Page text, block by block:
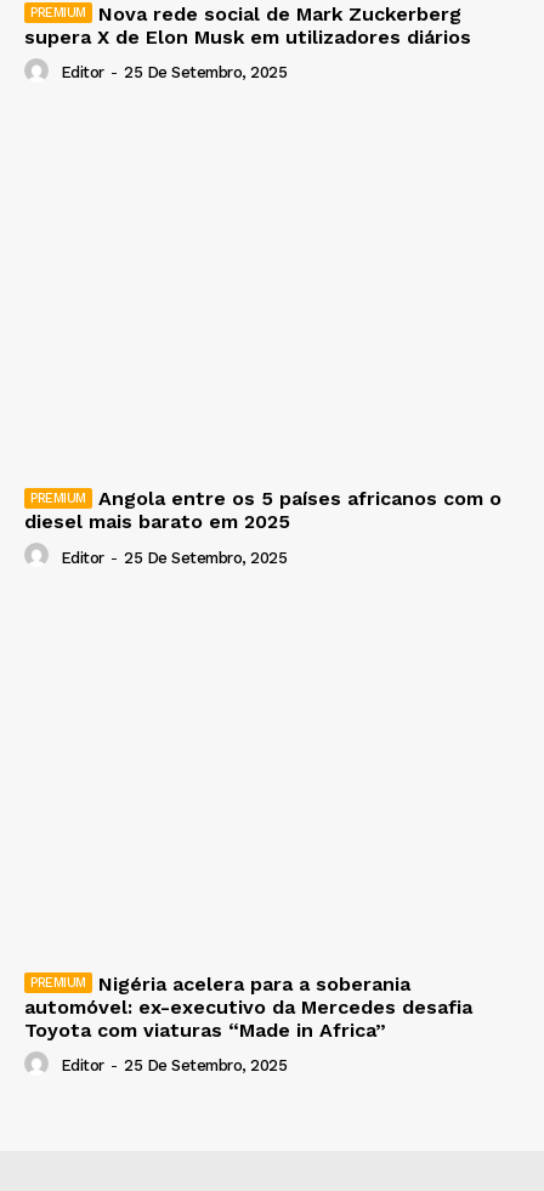
Nova rede social de Mark Zuckerberg
supera X de Elon Musk em utilizadores diários
Editor - 25 De Setembro, 2025
Angola entre os 5 países africanos com o
diesel mais barato em 2025
Editor - 25 De Setembro, 2025
Nigéria acelera para a soberania
automóvel: ex-executivo da Mercedes desafia
Toyota com viaturas “Made in Africa”
Editor - 25 De Setembro, 2025